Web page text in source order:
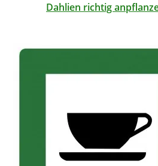
Dahlien richtig